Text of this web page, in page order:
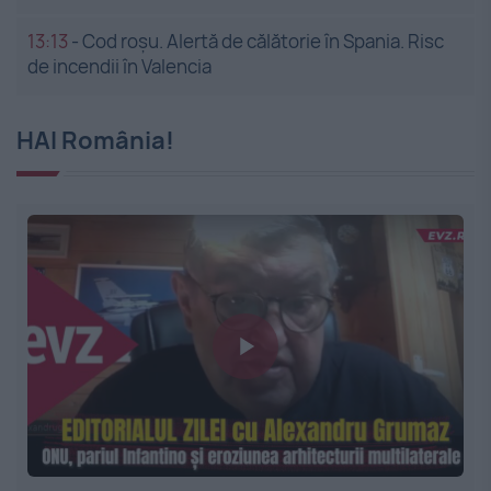
13:13 -Cod roșu. Alertă de călătorie în Spania. Risc
de incendii în Valencia
HAI România!